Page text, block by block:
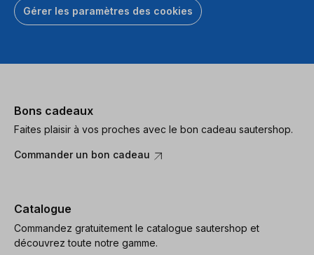
Gérer les paramètres des cookies
Bons cadeaux
Faites plaisir à vos proches avec le bon cadeau sautershop.
Commander un bon cadeau
Catalogue
Commandez gratuitement le catalogue sautershop et
découvrez toute notre gamme.